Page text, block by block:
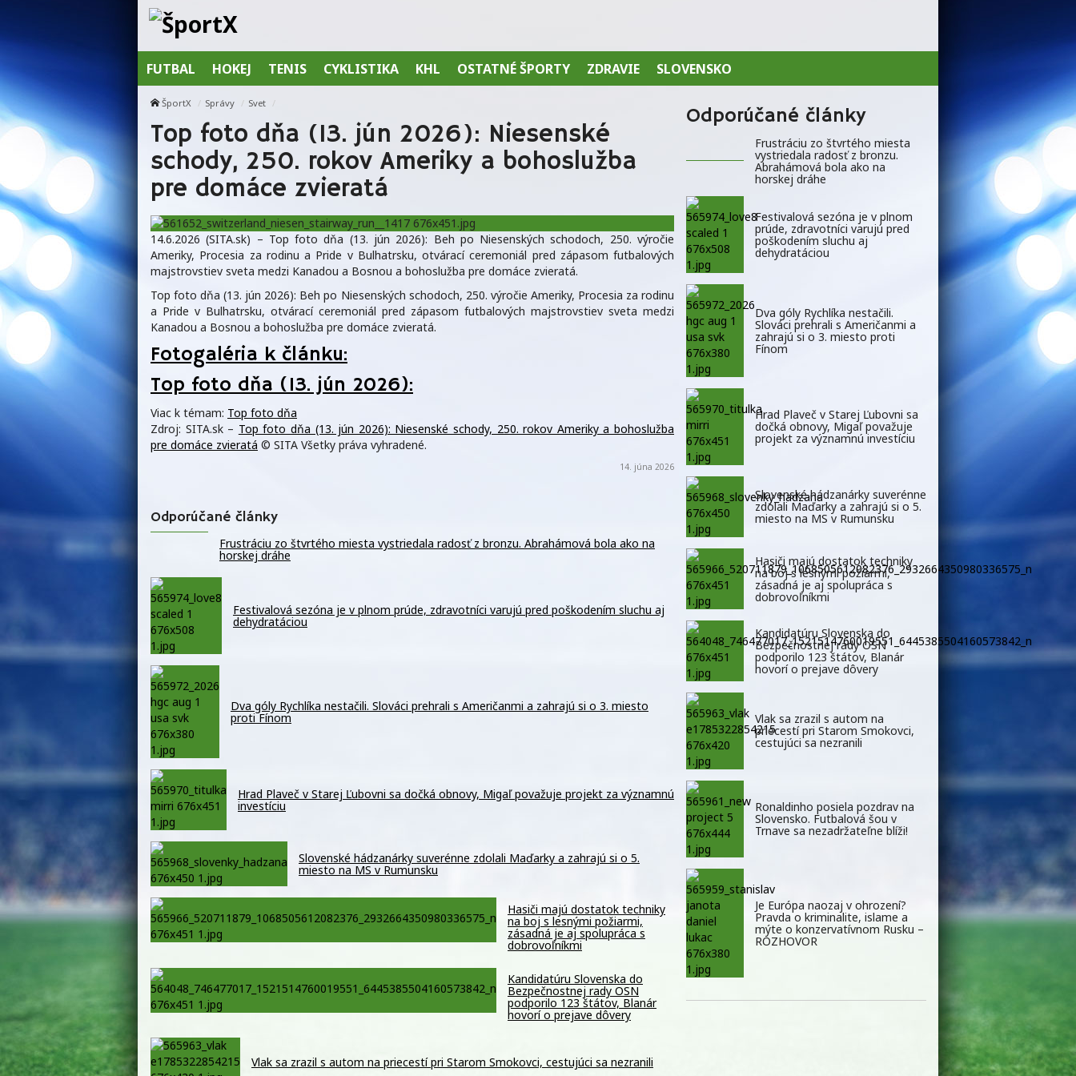
FUTBAL HOKEJ TENIS CYKLISTIKA KHL OSTATNÉ ŠPORTY ZDRAVIE SLOVENSKO
ŠportX Správy Svet
Top foto dňa (13. jún 2026): Niesenské
schody, 250. rokov Ameriky a bohoslužba
pre domáce zvieratá
14.6.2026 (SITA.sk) – Top foto dňa (13. jún 2026): Beh po Niesenských schodoch, 250. výročie
Ameriky, Procesia za rodinu a Pride v Bulhatrsku, otvárací ceremoniál pred zápasom futbalových
majstrovstiev sveta medzi Kanadou a Bosnou a bohoslužba pre domáce zvieratá.
Top foto dňa (13. jún 2026): Beh po Niesenských schodoch, 250. výročie Ameriky, Procesia za rodinu
a Pride v Bulhatrsku, otvárací ceremoniál pred zápasom futbalových majstrovstiev sveta medzi
Kanadou a Bosnou a bohoslužba pre domáce zvieratá.
Fotogaléria k článku:
Top foto dňa (13. jún 2026):
Viac k témam: Top foto dňa
Zdroj: SITA.sk – Top foto dňa (13. jún 2026): Niesenské schody, 250. rokov Ameriky a bohoslužba
pre domáce zvieratá © SITA Všetky práva vyhradené.
14. júna 2026
Odporúčané články
Frustráciu zo štvrtého miesta vystriedala radosť z bronzu. Abrahámová bola ako na
horskej dráhe
Festivalová sezóna je v plnom prúde, zdravotníci varujú pred poškodením sluchu aj
dehydratáciou
Dva góly Rychlíka nestačili. Slováci prehrali s Američanmi a zahrajú si o 3. miesto
proti Fínom
Hrad Plaveč v Starej Ľubovni sa dočká obnovy, Migaľ považuje projekt za významnú
investíciu
Slovenské hádzanárky suverénne zdolali Maďarky a zahrajú si o 5.
miesto na MS v Rumunsku
Hasiči majú dostatok techniky
na boj s lesnými požiarmi,
zásadná je aj spolupráca s
dobrovoľníkmi
Kandidatúru Slovenska do
Bezpečnostnej rady OSN
podporilo 123 štátov, Blanár
hovorí o prejave dôvery
Vlak sa zrazil s autom na priecestí pri Starom Smokovci, cestujúci sa nezranili
Odporúčané články
Frustráciu zo štvrtého miesta
vystriedala radosť z bronzu.
Abrahámová bola ako na
horskej dráhe
Festivalová sezóna je v plnom
prúde, zdravotníci varujú pred
poškodením sluchu aj
dehydratáciou
Dva góly Rychlíka nestačili.
Slováci prehrali s Američanmi a
zahrajú si o 3. miesto proti
Fínom
Hrad Plaveč v Starej Ľubovni sa
dočká obnovy, Migaľ považuje
projekt za významnú investíciu
Slovenské hádzanárky suverénne
zdolali Maďarky a zahrajú si o 5.
miesto na MS v Rumunsku
Hasiči majú dostatok techniky
na boj s lesnými požiarmi,
zásadná je aj spolupráca s
dobrovoľníkmi
Kandidatúru Slovenska do
Bezpečnostnej rady OSN
podporilo 123 štátov, Blanár
hovorí o prejave dôvery
Vlak sa zrazil s autom na
priecestí pri Starom Smokovci,
cestujúci sa nezranili
Ronaldinho posiela pozdrav na
Slovensko. Futbalová šou v
Trnave sa nezadržateľne blíži!
Je Európa naozaj v ohrození?
Pravda o kriminalite, islame a
mýte o konzervatívnom Rusku –
ROZHOVOR